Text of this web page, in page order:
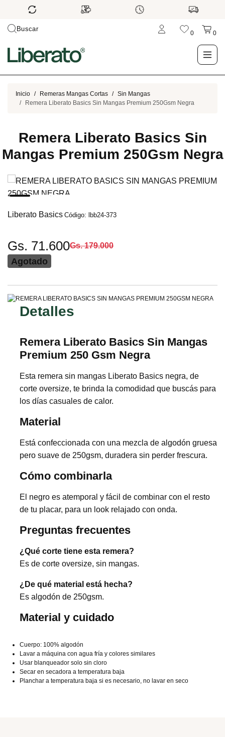
Buscar
0 0
LO NUEVO
BLOG
Inicio Remeras Mangas Cortas
Sin Mangas
Remera Liberato Basics Sin Mangas Premium 250Gsm Negra
Remera Liberato Basics Sin
Mangas Premium 250Gsm Negra
Liberato Basics Código: lbb24-373
Gs. 71.600Gs. 179.000
Agotado
Detalles
Remera Liberato Basics Sin Mangas
Premium 250 Gsm Negra
Esta remera sin mangas Liberato Basics negra, de
corte oversize, te brinda la comodidad que buscás para
los días casuales de calor.
Material
Está confeccionada con una mezcla de algodón gruesa
pero suave de 250gsm, duradera sin perder frescura.
Cómo combinarla
El negro es atemporal y fácil de combinar con el resto
de tu placar, para un look relajado con onda.
Preguntas frecuentes
¿Qué corte tiene esta remera?
Es de corte oversize, sin mangas.
¿De qué material está hecha?
Es algodón de 250gsm.
Material y cuidado
Cuerpo: 100% algodón
Lavar a máquina con agua fría y colores similares
Usar blanqueador solo sin cloro
Secar en secadora a temperatura baja
Planchar a temperatura baja si es necesario, no lavar en seco